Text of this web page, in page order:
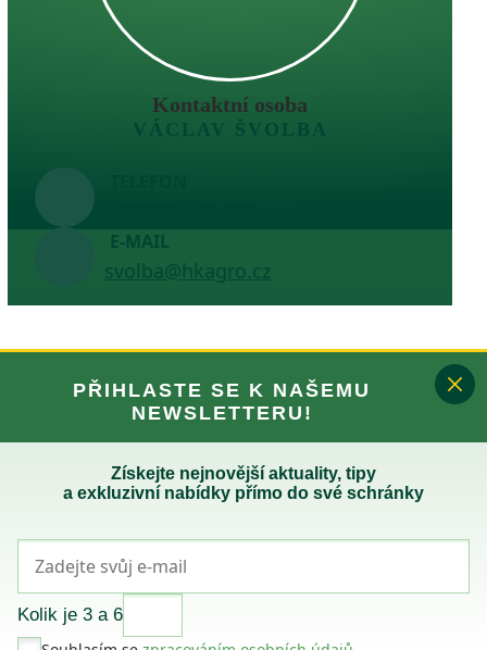
Kontaktní osoba
VÁCLAV ŠVOLBA
E-MAIL
svolba@hkagro.cz
PŘIHLASTE SE K NAŠEMU
NEWSLETTERU!
Získejte nejnovější aktuality, tipy
a exkluzivní nabídky přímo do své schránky
Kolik je 3 a 6